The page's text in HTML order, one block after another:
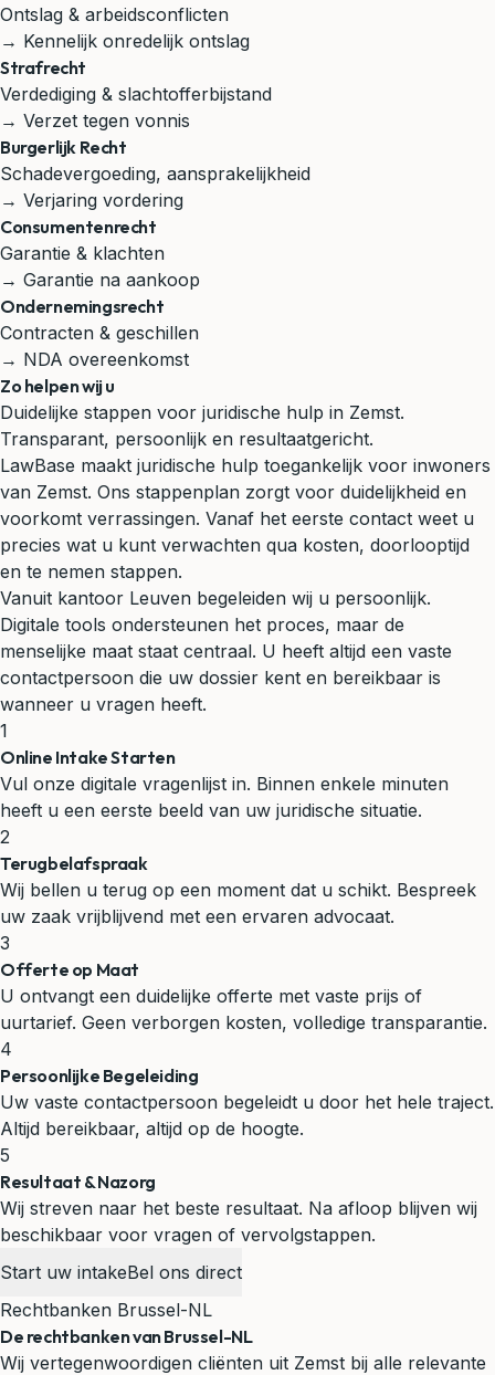
Ontslag & arbeidsconflicten
→ Kennelijk onredelijk ontslag
Strafrecht
Verdediging & slachtofferbijstand
→ Verzet tegen vonnis
Burgerlijk Recht
Schadevergoeding, aansprakelijkheid
→ Verjaring vordering
Consumentenrecht
Garantie & klachten
→ Garantie na aankoop
Ondernemingsrecht
Contracten & geschillen
→ NDA overeenkomst
Zo helpen wij u
Duidelijke stappen voor juridische hulp in Zemst.
Transparant, persoonlijk en resultaatgericht.
LawBase maakt juridische hulp toegankelijk voor inwoners
van Zemst. Ons stappenplan zorgt voor duidelijkheid en
voorkomt verrassingen. Vanaf het eerste contact weet u
precies wat u kunt verwachten qua kosten, doorlooptijd
en te nemen stappen.
Vanuit kantoor Leuven begeleiden wij u persoonlijk.
Digitale tools ondersteunen het proces, maar de
menselijke maat staat centraal. U heeft altijd een vaste
contactpersoon die uw dossier kent en bereikbaar is
wanneer u vragen heeft.
1
Online Intake Starten
Vul onze digitale vragenlijst in. Binnen enkele minuten
heeft u een eerste beeld van uw juridische situatie.
2
Terugbelafspraak
Wij bellen u terug op een moment dat u schikt. Bespreek
uw zaak vrijblijvend met een ervaren advocaat.
3
Offerte op Maat
U ontvangt een duidelijke offerte met vaste prijs of
uurtarief. Geen verborgen kosten, volledige transparantie.
4
Persoonlijke Begeleiding
Uw vaste contactpersoon begeleidt u door het hele traject.
Altijd bereikbaar, altijd op de hoogte.
5
Resultaat & Nazorg
Wij streven naar het beste resultaat. Na afloop blijven wij
beschikbaar voor vragen of vervolgstappen.
Start uw intakeBel ons direct
Rechtbanken Brussel-NL
De rechtbanken van Brussel-NL
Wij vertegenwoordigen cliënten uit Zemst bij alle relevante